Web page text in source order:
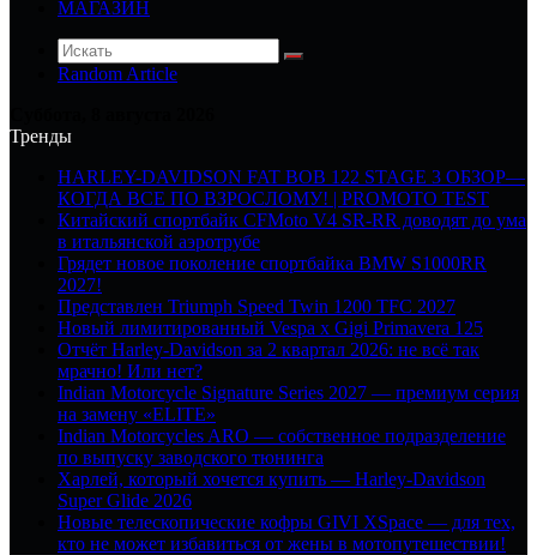
МАГАЗИН
Random Article
Тренды
HARLEY-DAVIDSON FAT BOB 122 STAGE 3 ОБЗОР—
КОГДА ВСЕ ПО ВЗРОСЛОМУ! | PROMOTO TEST
Китайский спортбайк CFMoto V4 SR-RR доводят до ума
в итальянской аэротрубе
Грядет новое поколение спортбайка BMW S1000RR
2027!
Представлен Triumph Speed Twin 1200 TFC 2027
Новый лимитированный Vespa x Gigi Primavera 125
Отчёт Harley-Davidson за 2 квартал 2026: не всё так
мрачно! Или нет?
Indian Motorcycle Signature Series 2027 — премиум серия
на замену «ELITE»
Indian Motorcycles ARO — собственное подразделение
по выпуску заводского тюнинга
Харлей, который хочется купить — Harley-Davidson
Super Glide 2026
Новые телескопические кофры GIVI XSpace — для тех,
кто не может избавиться от жены в мотопутешествии!